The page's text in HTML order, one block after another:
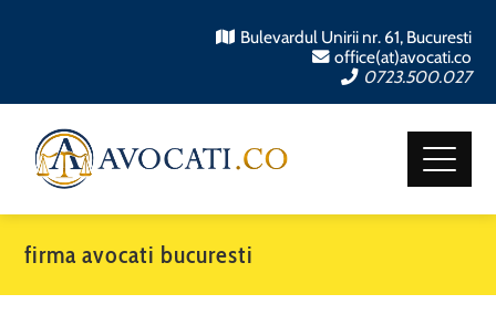
Bulevardul Unirii nr. 61, Bucuresti
office(at)avocati.co
0723.500.027
firma avocati bucuresti